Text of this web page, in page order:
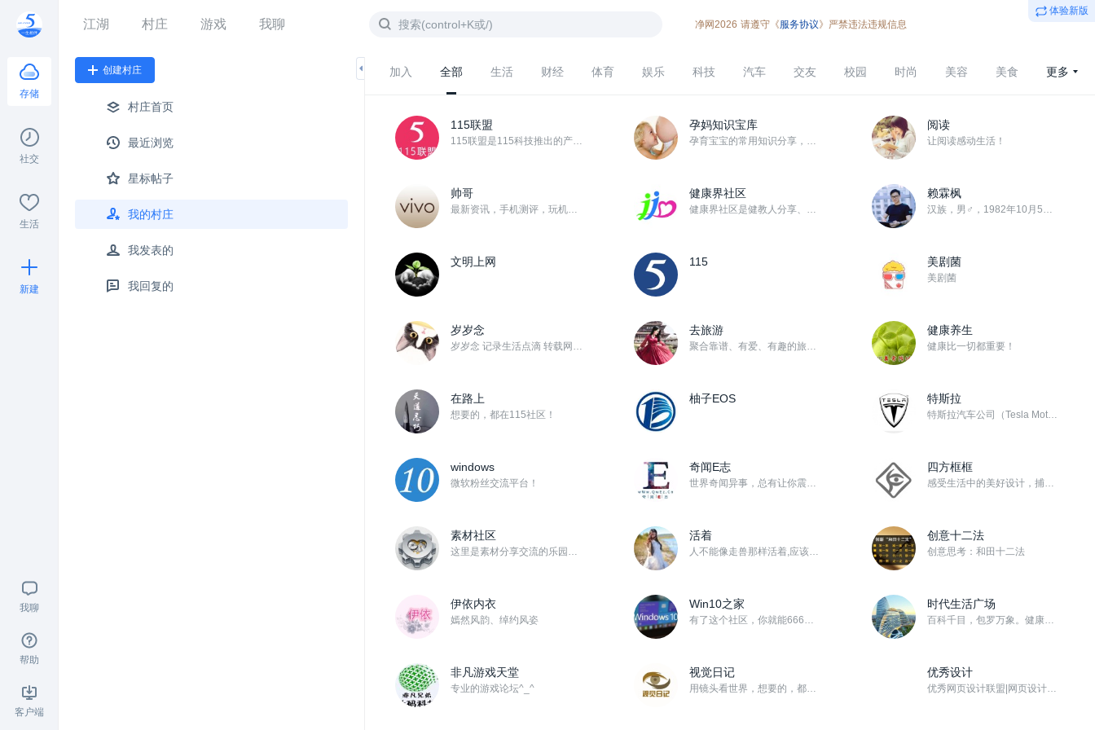
存储
社交
生活
新建
我聊
帮助
客户端
江湖 村庄 游戏 我聊 净网2026 请遵守《服务协议》严禁违法违规信息
体验新版
创建村庄
村庄首页
最近浏览
星标帖子
我的村庄
我发表的
我回复的
加入 全部 生活 财经 体育 娱乐 科技 汽车 交友 校园 时尚 美容 美食 更多
115联盟
115联盟是115科技推出的产品推广平台，本着“推广有奖、收益共享”的宗旨，联盟成员通过推广销售11...
孕妈知识宝库
孕育宝宝的常用知识分享，祝宝宝健康
阅读
让阅读感动生活！
帅哥
最新资讯，手机测评，玩机技巧……应有尽有！！
健康界社区
健康界社区是健教人分享、交流和学习的平台。 共建共享，健康中国。
赖霖枫
汉族，男♂，1982年10月5日周二生，天秤座♎，AB血型， 广东梅州人，出生于兴宁市刁坊镇， 现任...
文明上网 115 美剧菌
美剧菌
岁岁念
岁岁念 记录生活点滴 转载网络精华
去旅游
聚合靠谱、有爱、有趣的旅游资讯与人群！
健康养生
健康比一切都重要！
在路上
想要的，都在115社区！
柚子EOS 特斯拉
特斯拉汽车公司（Tesla Motors），一家生产和销售电动汽车以及零件的公司，只制造纯电动车，成...
windows
微软粉丝交流平台！
奇闻E志
世界奇闻异事，总有让你震撼的！
四方框框
感受生活中的美好设计，捕捉生命中的幸福影像！关注【头条号/四方框框】查看更多精彩内容！ 博客类社区，...
素材社区
这里是素材分享交流的乐园！期待大家能多分享自己收藏的影视后期、平面设计、网站制作等一切工作中可以用到...
活着
人不能像走兽那样活着,应该追求知识和美德
创意十二法
创意思考：和田十二法
伊依内衣
嫣然风韵、绰约风姿
Win10之家
有了这个社区，你就能666的玩转win10
时代生活广场
百科千目，包罗万象。健康生活人文历史旅游时尚创业励志经济社会天下大势... ...，新资讯，正能量。...
非凡游戏天堂
专业的游戏论坛^_^
视觉日记
用镜头看世界，想要的，都在115社区！
优秀设计
优秀网页设计联盟|网页设计讲座|网页设计教程|聊设计|优设哥|你丫才美工|獠麝鸡|网站模板|WebU...